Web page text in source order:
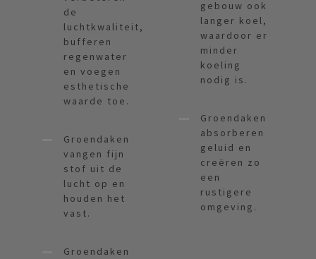
de
luchtkwaliteit,
bufferen
regenwater
en voegen
esthetische
waarde toe.
Groendaken
vangen fijn
stof uit de
lucht op en
houden het
vast.
Groendaken
gebouw ook
langer koel,
waardoor er
minder
koeling
nodig is.
Groendaken
absorberen
geluid en
creëren zo
een
rustigere
omgeving.